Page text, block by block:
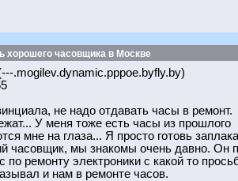
хорошего часовщика в Москве
.mogilev.dynamic.pppoe.byfly.by)
не надо отдавать часы в ремонт.
У меня тоже есть часы из прошлого
мне на глаза... Я просто готовь
часовщик, мы знакомы очень давно. Он
по ремонту электроники с какой то
и нам в ремонте часов.